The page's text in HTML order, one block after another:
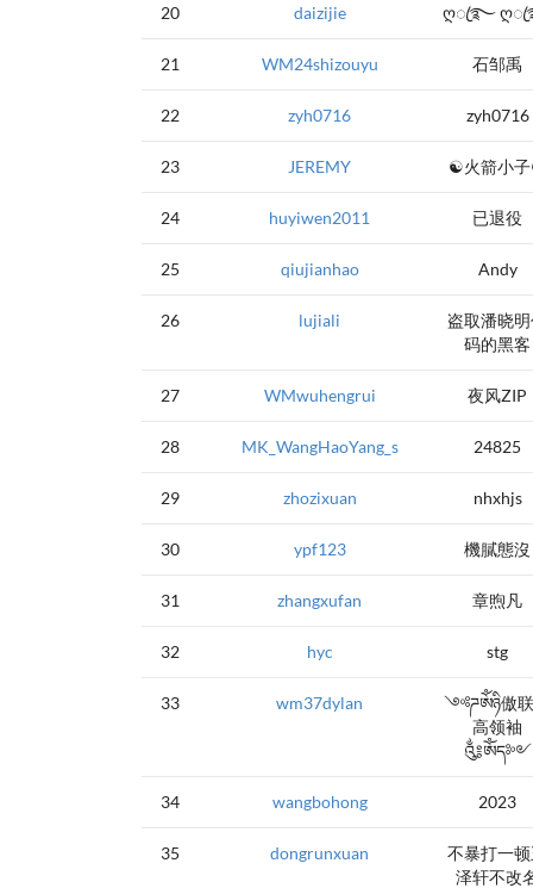
20 daizijie ღꦿ࿐
21 WM24shizouyu 石邹禹
22 zyh0716 zyh0716
23 JEREMY ☯火箭小
24 huyiwen2011 已退役
25 qiujianhao Andy
26 lujiali
盗取潘晓
码的黑客
27 WMwuhengrui 夜风ZIP
28 MK_WangHaoYang_s 24825
29 zhozixuan nhxhjs
30 ypf123 機膩態沒
31 zhangxufan 章煦凡
32 hyc stg
33 wm37dylan
༺ཌༀཉི傲
高领袖
༃ༀད༻
34 wangbohong 2023
35 dongrunxuan
不暴打一
泽轩不改